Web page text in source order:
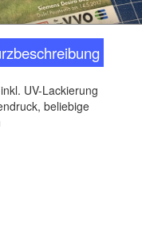
UV-Lackierung
beliebige